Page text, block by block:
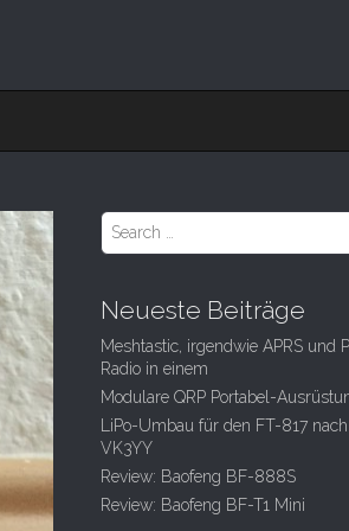
S
c
f
o
r
:
Neueste Beiträge
Meshtastic, irgendwie APRS und
Radio in einem
Modulare QRP Portabel-
LiPo-Umbau für den FT-817 nach
VK3YY
Review: Baofeng BF-888S
Review: Baofeng BF-T1 Mini